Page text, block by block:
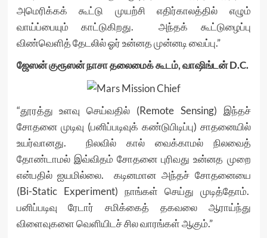
அமெரிக்கக் கூட்டு முயற்சி எதிர்காலத்தில் எழும்
வாய்ப்பையும் காட்டுகிறது. அந்தக் கூட்டுழைப்பு
விண்வெளித் தேடலில் ஓர் உன்னத முன்னடி வைப்பு.”
ஜேஸன் குரூஸன் நாசா தலைமைக் கூடம், வாஷிங்டன் D.C.
“தூரத்து உளவு செய்வதில் (Remote Sensing) இந்தச்
சோதனை முடிவு (பனிப்படிவுக் கண்டுபிடிப்பு) சாதனையில்
உயர்வானது. நிலவில் கால் வைக்காமல் நிலவைத்
தோண்டாமல் இவ்விதம் சோதனை புரிவது உன்னத முறை
என்பதில் ஐயமில்லை. கடினமான அந்தச் சோதனையை
(Bi-Static Experiment) நாங்கள் செய்து முடித்தோம்.
பனிப்படிவு ரேடார் சமிக்கைத் தகவலை ஆராய்ந்து
விளைவுகளை வெளியிடச் சில வாரங்கள் ஆகும்.”